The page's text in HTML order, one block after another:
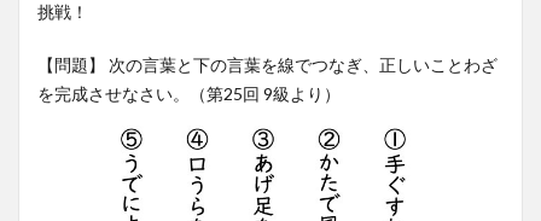
挑戦！
【問題】 次の言葉と下の言葉を線でつなぎ、正しいことわざ
を完成させなさい。（第25回 9級より）